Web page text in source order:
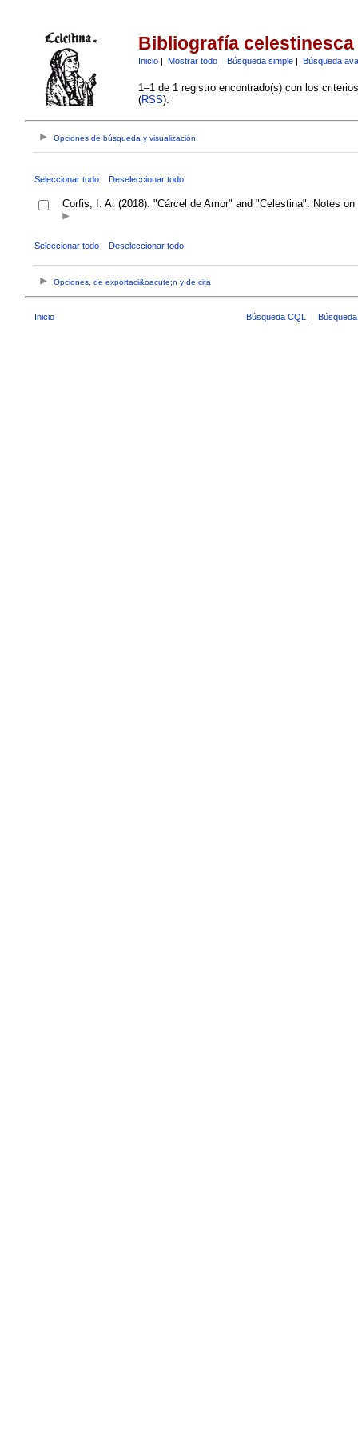
Bibliografía celestinesca
Inicio| Mostrar todo| Búsqueda simple| Búsqueda
1–1 de 1 registro encontrado(s) con los
(RSS):
Opciones de búsqueda y visualización
Seleccionar todo Deseleccionar todo
Corfis, I. A. (2018). "Cárcel de Amor" and "Celestina": Notes
Seleccionar todo Deseleccionar todo
Opciones, de exportaci&oacute;n y de cita
Inicio Búsqueda CQL |